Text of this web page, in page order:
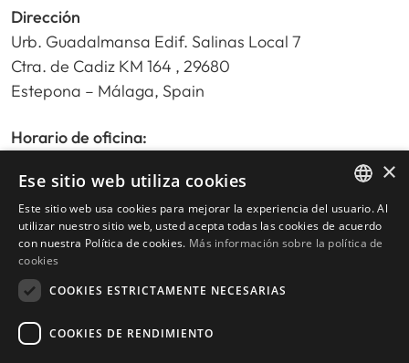
Dirección
Urb. Guadalmansa Edif. Salinas Local 7
Ctra. de Cadiz KM 164 , 29680
Estepona – Málaga, Spain
Horario de oficina:
Sábados y festivos de 10:00am a 14:00pm
Inicio
Buscador de propiedades
Escribir reseña
Política de privacidad
ENGLISH
SPANISH
×
Ese sitio web utiliza cookies
Este sitio web usa cookies para mejorar la experiencia del usuario. Al
utilizar nuestro sitio web, usted acepta todas las cookies de acuerdo
con nuestra Política de cookies. Más información sobre la política de
cookies
COOKIES ESTRICTAMENTE NECESARIAS
COOKIES DE RENDIMIENTO